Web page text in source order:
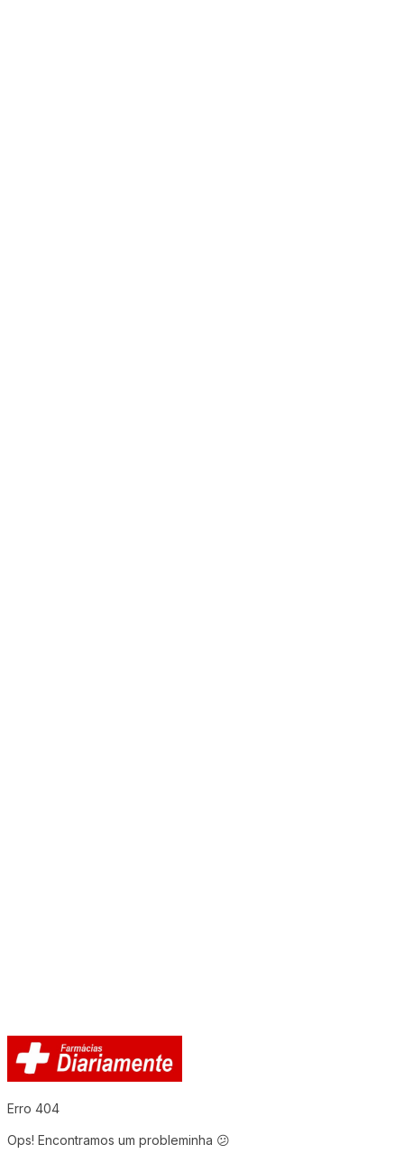
Erro 404
Ops! Encontramos um probleminha 😕